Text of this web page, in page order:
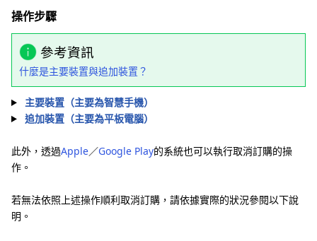
操作步驟
參考資訊
什麼是主要裝置與追加裝置？
主要裝置（主要為智慧手機）
追加裝置（主要為平板電腦）
此外，透過Apple／Google Play的系統也可以執行取消訂購的操
作。
若無法依照上述操作順利取消訂購，請依據實際的狀況參閱以下說
明。